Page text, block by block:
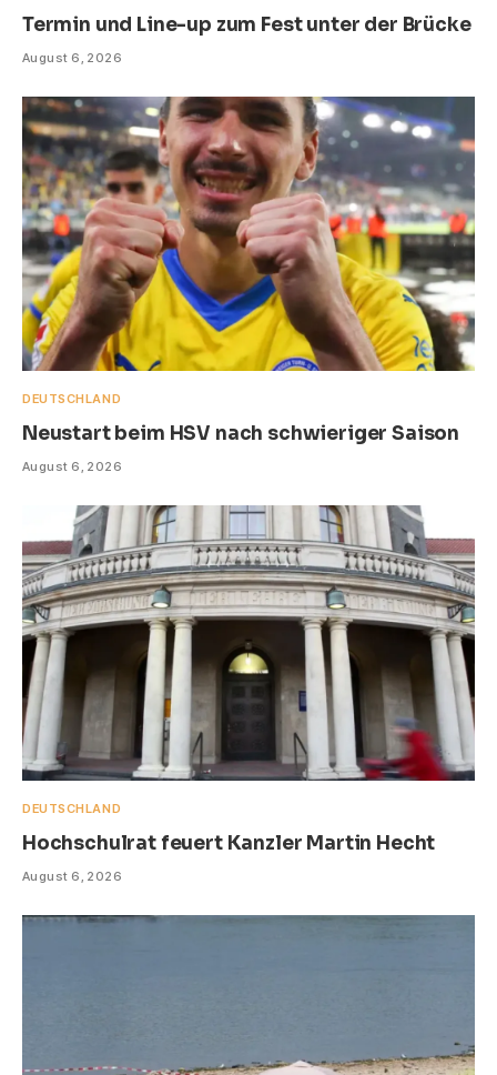
Termin und Line-up zum Fest unter der Brücke
August 6, 2026
DEUTSCHLAND
Neustart beim HSV nach schwieriger Saison
August 6, 2026
DEUTSCHLAND
Hochschulrat feuert Kanzler Martin Hecht
August 6, 2026